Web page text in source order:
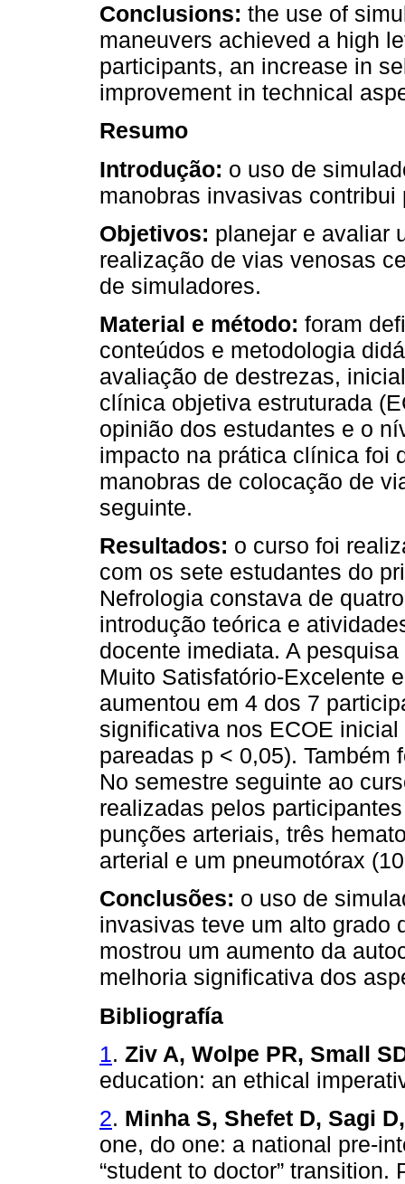
Conclusions: the use of
maneuvers achieved a high
participants, an increase in
improvement in technical
Resumo
Introdução: o uso de
manobras invasivas
Objetivos: planejar e avaliar
realização de vias venosas
de simuladores.
Material e método: foram
conteúdos e metodologia
avaliação de destrezas,
clínica objetiva estruturada
opinião dos estudantes e o
impacto na prática clínica foi
manobras de colocação de
seguinte.
Resultados: o curso foi
com os sete estudantes do
Nefrologia constava de
introdução teórica e
docente imediata. A
Muito Satisfatório-Excelente
aumentou em 4 dos 7
significativa nos ECOE
pareadas p < 0,05). Também
No semestre seguinte ao
realizadas pelos
punções arteriais, três
arterial e um pneumotórax
Conclusões: o uso de
invasivas teve um alto grado
mostrou um aumento da
melhoria significativa dos
Bibliografía
1. Ziv A, Wolpe PR, Small
education: an ethical
2. Minha S, Shefet D, Sagi
one, do one: a national pre-
“student to doctor”